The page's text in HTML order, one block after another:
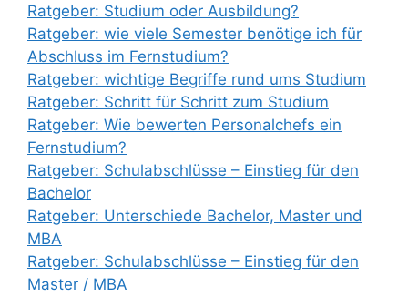
Ratgeber: Studium oder Ausbildung?
Ratgeber: wie viele Semester benötige ich für
Abschluss im Fernstudium?
Ratgeber: wichtige Begriffe rund ums Studium
Ratgeber: Schritt für Schritt zum Studium
Ratgeber: Wie bewerten Personalchefs ein
Fernstudium?
Ratgeber: Schulabschlüsse – Einstieg für den
Bachelor
Ratgeber: Unterschiede Bachelor, Master und
MBA
Ratgeber: Schulabschlüsse – Einstieg für den
Master / MBA